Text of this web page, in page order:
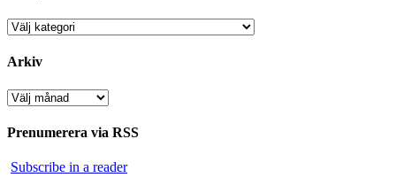
Kategorier
Arkiv
Arkiv
Prenumerera via RSS
Subscribe in a reader